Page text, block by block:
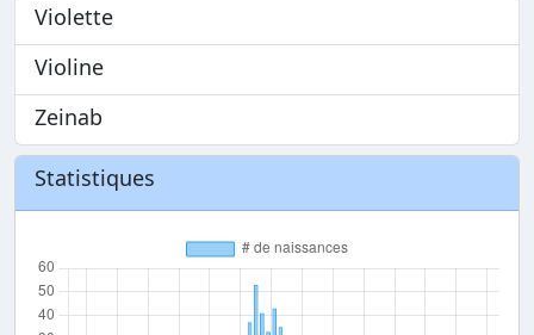
Violette
Violine
Zeinab
Statistiques